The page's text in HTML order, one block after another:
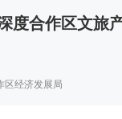
度合作区文旅
区经济发展局